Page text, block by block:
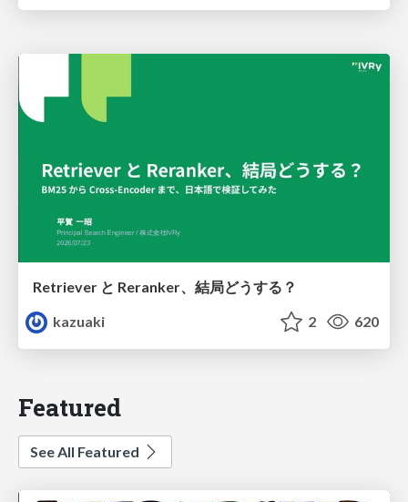
Retriever と Reranker、結局どうする？
kazuaki
2 620
Featured
See All Featured